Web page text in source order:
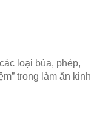
loại bùa, phép,
trong làm ăn kinh